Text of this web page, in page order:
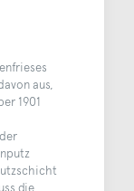
aus,
1901